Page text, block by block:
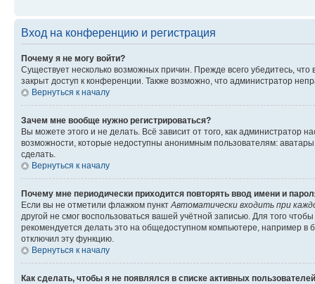
Вход на конференцию и регистрация
Почему я не могу войти?
Существует несколько возможных причин. Прежде всего убедитесь,
закрыт доступ к конференции. Также возможно, что администратор
Вернуться к началу
Зачем мне вообще нужно регистрироваться?
Вы можете этого и не делать. Всё зависит от того, как
возможности, которые недоступны анонимным пользователям:
сделать.
Вернуться к началу
Почему мне периодически приходится повторять ввод имени и
Если вы не отметили флажком пунктАвтоматически входить при
другой не смог воспользоваться вашей учётной записью. Для того
рекомендуется делать это на общедоступном компьютере, например в
отключил эту функцию.
Вернуться к началу
Как сделать, чтобы я не появлялся в списке активных